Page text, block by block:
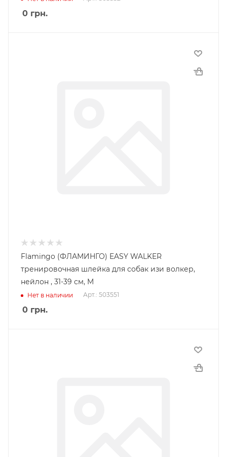
0 грн.
Flamingo (ФЛАМИНГО) EASY WALKER
тренировочная шлейка для собак изи волкер,
нейлон , 31-39 см, M
Нет в наличии Арт.: 503551
0 грн.